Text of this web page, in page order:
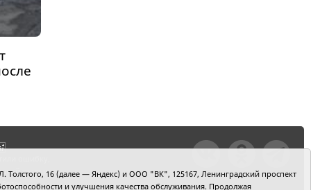
текст и
Толстого, 16 (далее — Яндекс) и ООО "ВК", 125167, Ленинградский проспект
и улучшения качества обслуживания. Продолжая